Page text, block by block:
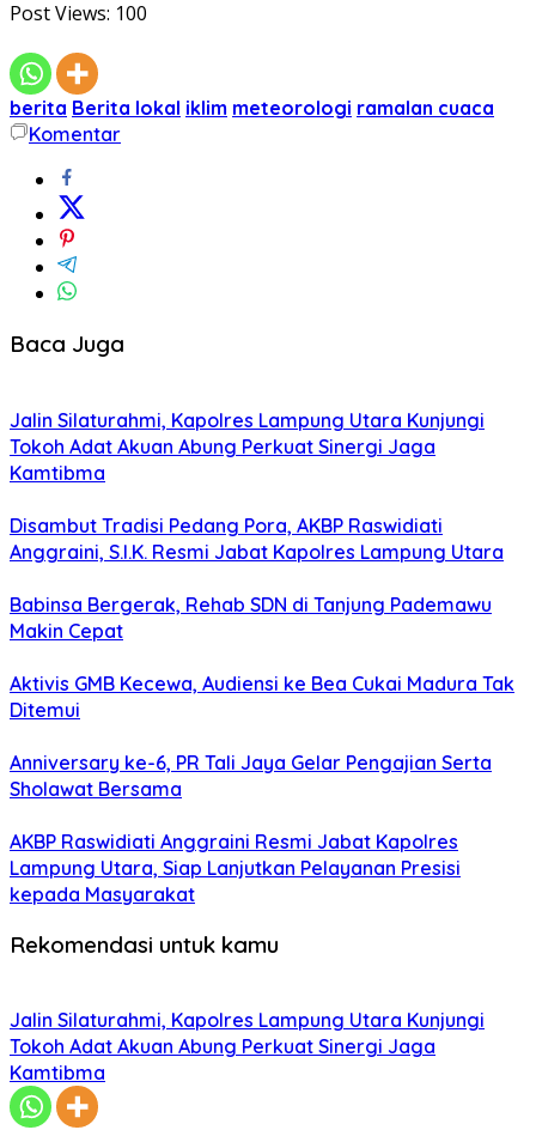
Post Views: 100
berita Berita lokal iklim meteorologi ramalan cuaca
Komentar
Baca Juga
Jalin Silaturahmi, Kapolres Lampung Utara Kunjungi
Tokoh Adat Akuan Abung Perkuat Sinergi Jaga
Kamtibma
Disambut Tradisi Pedang Pora, AKBP Raswidiati
Anggraini, S.I.K. Resmi Jabat Kapolres Lampung Utara
Babinsa Bergerak, Rehab SDN di Tanjung Pademawu
Makin Cepat
Aktivis GMB Kecewa, Audiensi ke Bea Cukai Madura Tak
Ditemui
Anniversary ke-6, PR Tali Jaya Gelar Pengajian Serta
Sholawat Bersama
AKBP Raswidiati Anggraini Resmi Jabat Kapolres
Lampung Utara, Siap Lanjutkan Pelayanan Presisi
kepada Masyarakat
Rekomendasi untuk kamu
Jalin Silaturahmi, Kapolres Lampung Utara Kunjungi
Tokoh Adat Akuan Abung Perkuat Sinergi Jaga
Kamtibma